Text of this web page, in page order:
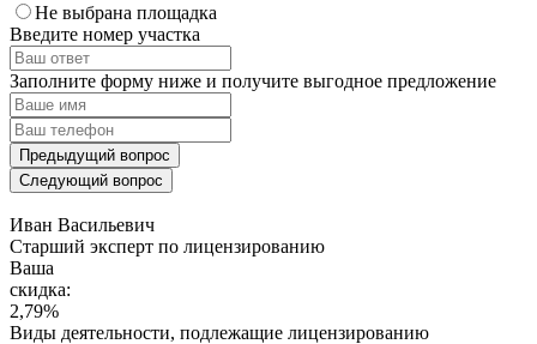
Не выбрана площадка
Введите номер участка
Заполните форму ниже и получите выгодное предложение
Предыдущий вопрос
Следующий вопрос
Иван Васильевич
Cтарший эксперт по лицензированию
Ваша
скидка:
2,79%
Виды деятельности, подлежащие лицензированию